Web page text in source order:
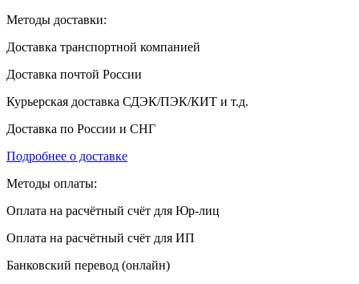
Методы доставки:
Доставка транспортной компанией
Доставка почтой России
Курьерская доставка СДЭК/ПЭК/КИТ и т.д.
Доставка по России и СНГ
Подробнее о доставке
Методы оплаты:
Оплата на расчётный счёт для Юр-лиц
Оплата на расчётный счёт для ИП
Банковский перевод (онлайн)